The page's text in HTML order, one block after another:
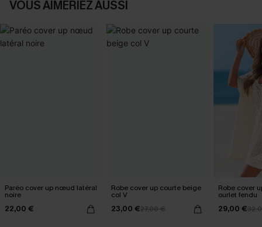
VOUS AIMERIEZ AUSSI
Paréo cover up nœud latéral
noire
22,00 €
Robe cover up courte beige
col V
23,00 €27,00 €
Robe cover
ourlet fendu
29,00 €